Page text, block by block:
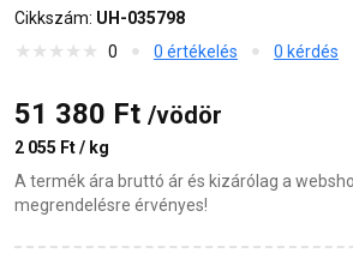
Cikkszám: UH-035798
0
0 értékelés 0 kérdés
51 380 Ft /vödör
2 055 Ft / kg
A termék ára bruttó ár és kizárólag a
megrendelésre érvényes!